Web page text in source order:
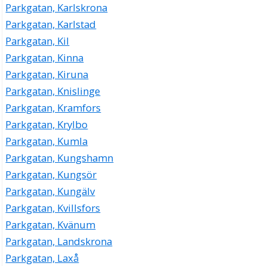
Parkgatan, Karlskrona
Parkgatan, Karlstad
Parkgatan, Kil
Parkgatan, Kinna
Parkgatan, Kiruna
Parkgatan, Knislinge
Parkgatan, Kramfors
Parkgatan, Krylbo
Parkgatan, Kumla
Parkgatan, Kungshamn
Parkgatan, Kungsör
Parkgatan, Kungälv
Parkgatan, Kvillsfors
Parkgatan, Kvänum
Parkgatan, Landskrona
Parkgatan, Laxå